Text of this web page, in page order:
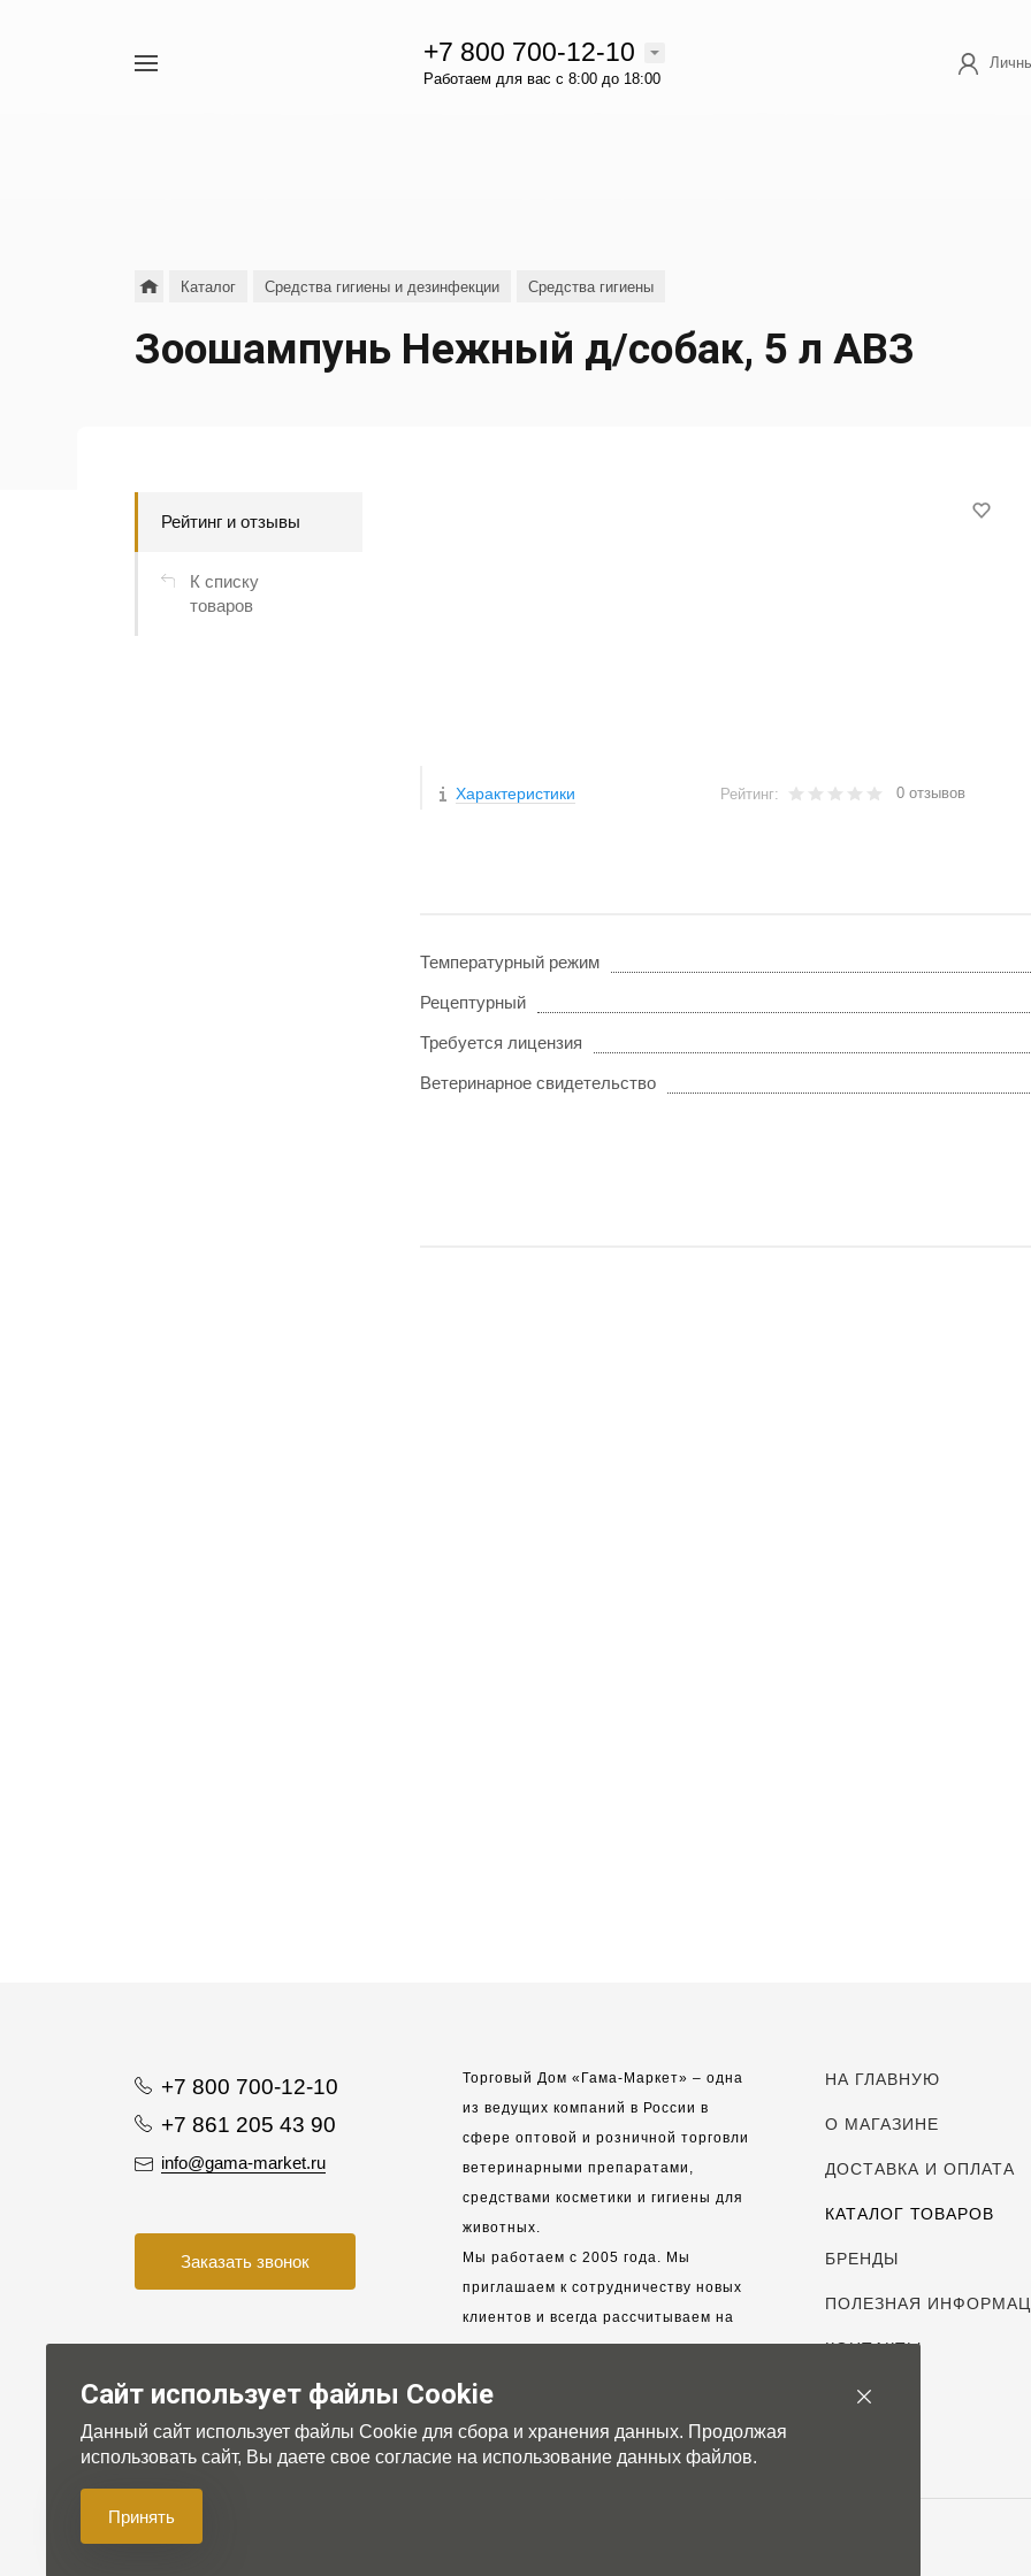
+7 800 700-12-10
Работаем для вас с 8:00 до 18:00
Каталог Средства гигиены и дезинфекции Средства гигиены
Зоошампунь Нежный д/собак, 5 л АВЗ
Рейтинг и отзывы
К списку
товаров
Характеристики Рейтинг: 0 отзывов
Температурный режим
Рецептурный
Требуется лицензия
Ветеринарное свидетельство
+7 800 700-12-10
+7 861 205 43 90
info@gama-market.ru
Заказать звонок
Торговый Дом «Гама-Маркет» – одна
из ведущих компаний в России в
сфере оптовой и розничной торговли
ветеринарными препаратами,
средствами косметики и гигиены для
животных.
Мы работаем с 2005 года. Мы
приглашаем к сотрудничеству новых
клиентов и всегда рассчитываем на
взаимовыгодные, долгосрочные
Для нас дорог каждый клиент!
НА ГЛАВНУЮ
О МАГАЗИНЕ
ДОСТАВКА И ОПЛАТА
КАТАЛОГ ТОВАРОВ
БРЕНДЫ
ПОЛЕЗНАЯ
КОНТАКТЫ
© 2007-2026 Gama-market LTD
Сайт использует файлы Cookie
Данный сайт использует файлы Cookie для сбора и хранения данных. Продолжая
использовать сайт, Вы даете свое согласие на использование данных файлов.
Принять